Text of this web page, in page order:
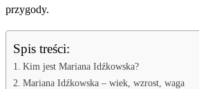
przygody.
Spis treści:
Kim jest Mariana Idźkowska?
Mariana Idźkowska – wiek, wzrost, waga